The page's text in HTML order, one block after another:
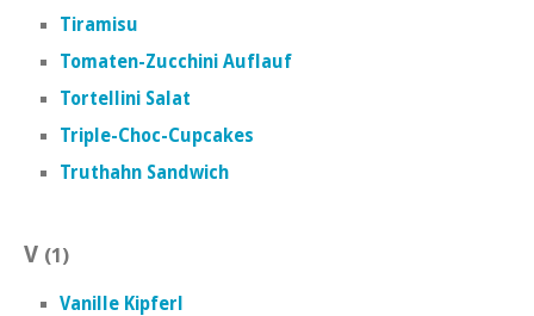
Tiramisu
Tomaten-Zucchini Auflauf
Tortellini Salat
Triple-Choc-Cupcakes
Truthahn Sandwich
V (1)
Vanille Kipferl